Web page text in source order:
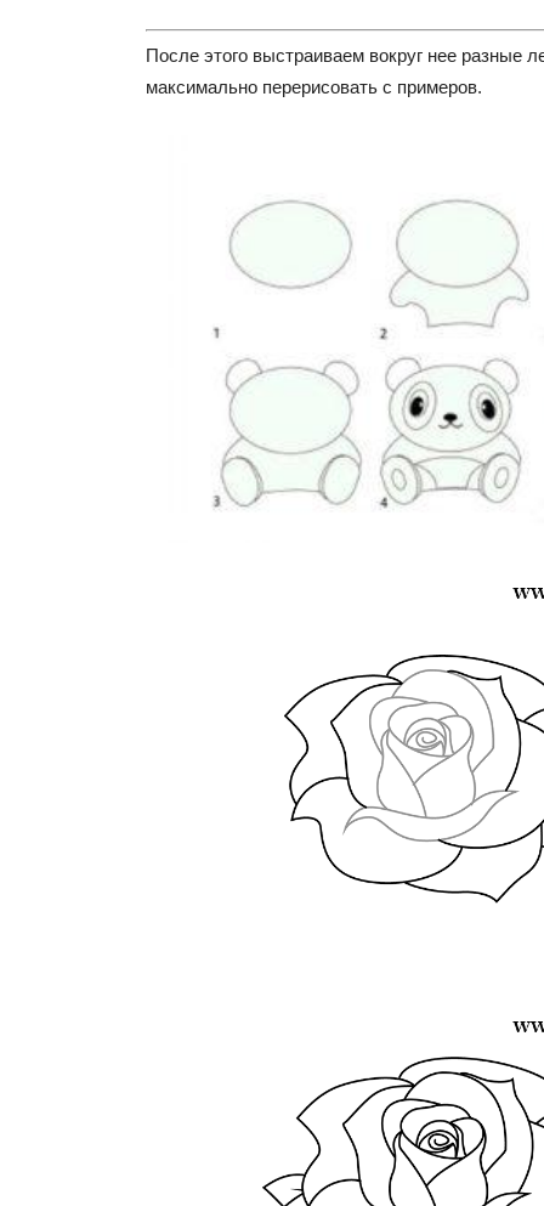
После этого выстраиваем вокруг нее разные
максимально перерисовать с примеров.